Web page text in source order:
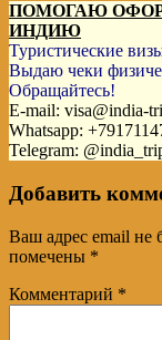
ПОМОГАЮ
ИНДИЮ
Туристические
Выдаю чеки
Обращайтесь!
E-mail: visa@india-
Whatsapp:
Telegram:
Добавить
Ваш адрес email не
помечены *
Комментарий *